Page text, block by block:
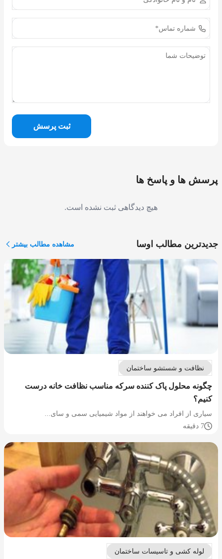
ثبت پرسش
پرسش ها و پاسخ ها
هیچ دیدگاهی ثبت نشده است.
جدیدترین مطالب اوسا مشاهده مطالب بیشتر
نظافت و شستشو ساختمان
چگونه محلول پاک کننده سرکه مناسب نظافت خانه درست
کنیم؟
سیاری از افراد می خواهند از مواد شیمیایی سمی و سای...
7 دقیقه
لوله کشی و تاسیسات ساختمان